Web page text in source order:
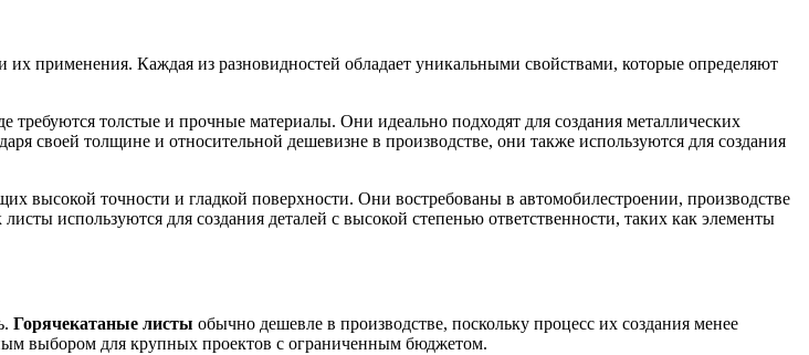
применения. Каждая из разновидностей обладает уникальными свойствами, которые определяют
требуются толстые и прочные материалы. Они идеально подходят для создания металлических
своей толщине и относительной дешевизне в производстве, они также используются для создания
высокой точности и гладкой поверхности. Они востребованы в автомобилестроении, производстве
используются для создания деталей с высокой степенью ответственности, таких как элементы
Горячекатаные листы обычно дешевле в производстве, поскольку процесс их создания менее
выбором для крупных проектов с ограниченным бюджетом.